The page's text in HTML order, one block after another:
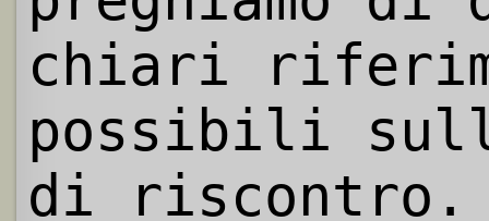
chiari
possibili
di riscontro.